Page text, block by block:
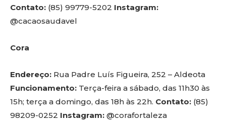
Contato: (85) 99779-5202 Instagram:
@cacaosaudavel
Cora
Endereço: Rua Padre Luís Figueira, 252 – Aldeota
Funcionamento: Terça-feira a sábado, das 11h30 às
15h; terça a domingo, das 18h às 22h. Contato: (85)
98209-0252 Instagram: @corafortaleza